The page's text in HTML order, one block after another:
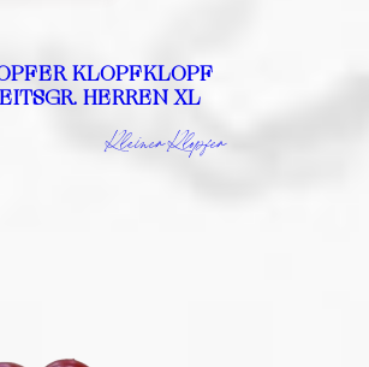
KLOPFKLOPF
HERREN XL
Kleiner Klopfer